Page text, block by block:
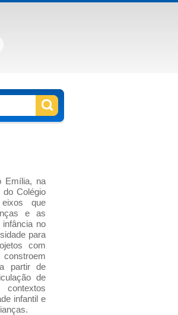
Emília, na
do Colégio
que
e as
no
para
com
partir de
de
infantil e